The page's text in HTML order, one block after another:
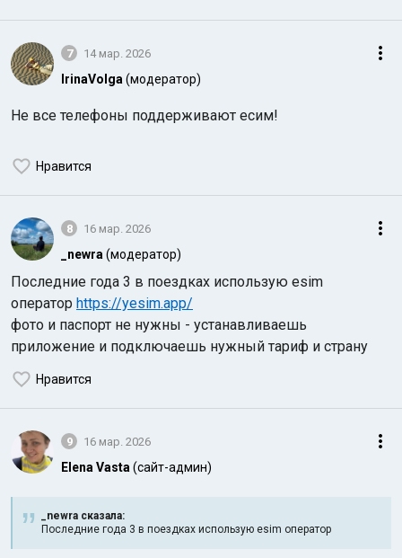
7 14 мар. 2026
IrinaVolga (модератор)
Не все телефоны поддерживают есим!
Нравится
8 16 мар. 2026
_newra (модератор)
Последние года 3 в поездках использую esim
оператор https://yesim.app/
фото и паспорт не нужны - устанавливаешь
приложение и подключаешь нужный тариф и страну
Нравится
9 16 мар. 2026
Elena Vasta (сайт-админ)
_newra сказалa:
Последние года 3 в поездках использую esim оператор